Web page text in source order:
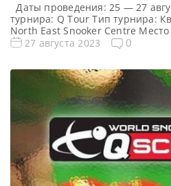
Даты проведения: 25 — 27
турнира: Q Tour Тип турнира:
North East Snooker Centre
(населенный пункт, город,
2023 Квалификация Q Tour 1
турнира Q […]
27 августа 2023 0